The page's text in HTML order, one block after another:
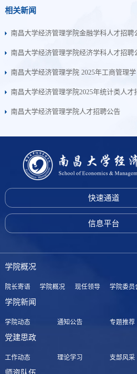
相关新闻
南昌大学经济管理学院金融学科人才招聘
南昌大学经济管理学院经济学科人才招聘
南昌大学经济管理学院 2025年工商管理
南昌大学经济管理学院2025年统计类人才
南昌大学经济管理学院人才招聘公告
快速通道
信息平台
学院概况
院长寄语 学院概况 现任领导 学院委员
学院新闻
学院动态 通知公告 专题推荐
党建思政
工作动态 理论学习 支部风采